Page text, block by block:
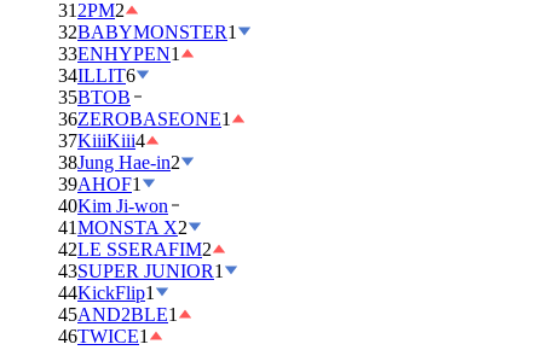
31 2PM2
32BABYMONSTER1
33ENHYPEN1
34ILLIT6
35BTOB
36ZEROBASEONE1
37KiiiKiii4
38Jung Hae-in2
39AHOF1
40Kim Ji-won
41MONSTA X2
42LE SSERAFIM2
43SUPER JUNIOR1
44KickFlip1
45AND2BLE1
46TWICE1